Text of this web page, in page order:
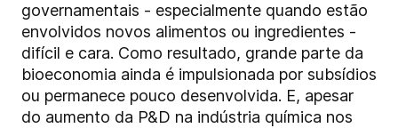
governamentais - especialmente quando estão
envolvidos novos alimentos ou ingredientes -
difícil e cara. Como resultado, grande parte da
bioeconomia ainda é impulsionada por subsídios
ou permanece pouco desenvolvida. E, apesar
do aumento da P&D na indústria química nos